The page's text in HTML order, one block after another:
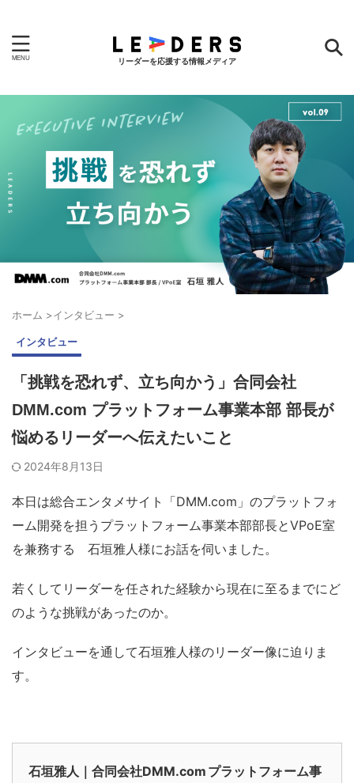
リーダーを応援する情報メディア
ホーム >インタビュー >
インタビュー
「挑戦を恐れず、立ち向かう」合同会社
DMM.com プラットフォーム事業本部 部長が
悩めるリーダーへ伝えたいこと
2024年8月13日
本日は総合エンタメサイト 「DMM.com」 のプラットフォ
ーム開発を担う プラットフォーム事業本部部長とVPoE室
を兼務する 石垣雅人様にお話を伺いました。
若くしてリーダーを任された経験から現在に至るまでにど
のような挑戦があったのか。
インタビューを通して石垣雅人様のリーダー像に迫りま
す。
石垣雅人｜合同会社DMM.com プラットフォーム事